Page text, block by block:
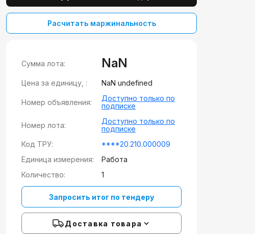
Расчитать маржинальность
Сумма лота: NaN
Цена за единицу, : NaN undefined
Номер объявления:
Доступно только по
подписке
Номер лота:
Доступно только по
подписке
Код ТРУ:
****20.210.000009
Единица измерения:
Работа
Количество:
1
Запросить итог по тендеру
Доставка товара